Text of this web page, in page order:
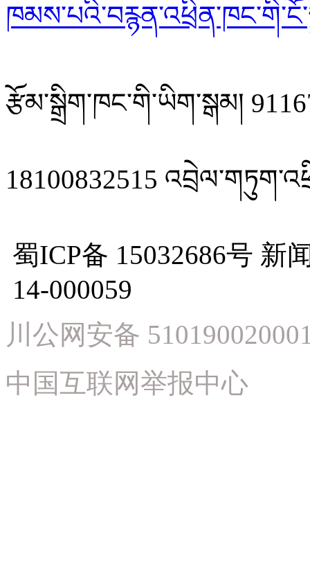
རྩོམ་སྒྲིག་ཁང་གི་ཡིག་སྒམ།
18100832515
蜀ICP备 15032686号 新
14-000059
川公网安备
中国互联网举报中心